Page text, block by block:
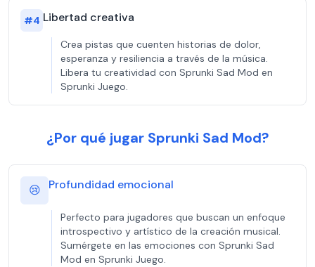
#4 Libertad creativa
Crea pistas que cuenten historias de dolor,
esperanza y resiliencia a través de la música.
Libera tu creatividad con Sprunki Sad Mod en
Sprunki Juego.
¿Por qué jugar Sprunki Sad Mod?
😢 Profundidad emocional
Perfecto para jugadores que buscan un enfoque
introspectivo y artístico de la creación musical.
Sumérgete en las emociones con Sprunki Sad
Mod en Sprunki Juego.